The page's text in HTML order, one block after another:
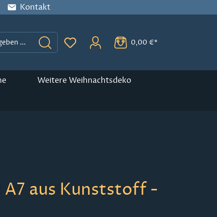
Kontakt
Du hast 0 Produkte auf dem
0,00 €*
Weitere Weihnachtsdeko
aus Kunststoff -